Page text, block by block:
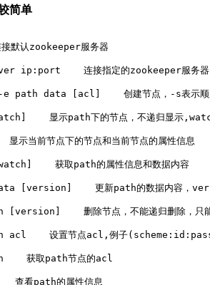
简单
认zookeeper服务器
ip:port    连接指定的zookeeper服务器
data [acl]    创建节点，-s表示顺序，-
显示path下的节点，不递归显示,watch
当前节点下的节点和当前节点的属性信息
获取path的属性信息和数据内容
[version]    更新path的数据内容，
删除节点，不能递归删除，只能
acl    设置节点acl,例子
获取path节点的acl
看path的属性信息